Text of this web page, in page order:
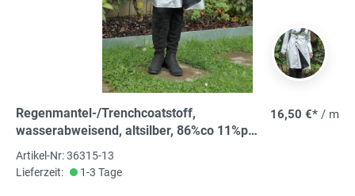
Regenmantel-/Trenchcoatstoff,
wasserabweisend, altsilber, 86%co 11%pu
3%ea, 140 cm, Abseite weiß
16,50 €* / m
Artikel-Nr: 36315-13
Lieferzeit:
1-3 Tage